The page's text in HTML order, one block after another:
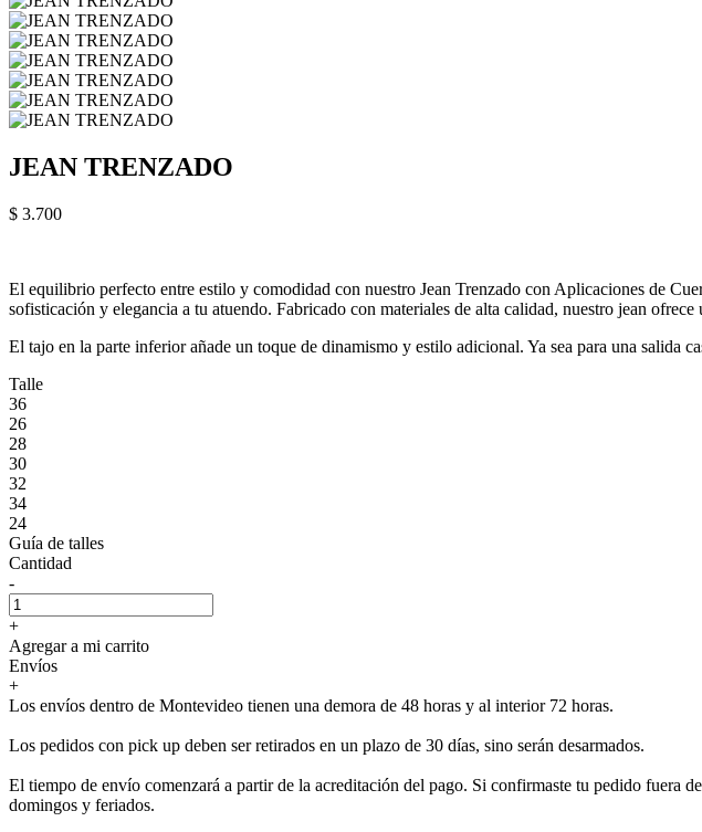
JEAN TRENZADO
$ 3.700
El equilibrio perfecto entre estilo y comodidad con nuestro Jean Trenzado con Aplicaciones de
sofisticación y elegancia a tu atuendo. Fabricado con materiales de alta calidad, nuestro jean
El tajo en la parte inferior añade un toque de dinamismo y estilo adicional. Ya sea para una salida
Talle
36
26
28
30
32
34
24
Guía de talles
Cantidad
-
+
Agregar a mi carrito
Envíos
+
Los envíos dentro de Montevideo tienen una demora de 48 horas y al interior 72 horas.
Los pedidos con pick up deben ser retirados en un plazo de 30 días, sino serán desarmados.
El tiempo de envío comenzará a partir de la acreditación del pago. Si confirmaste tu pedido fuera
domingos y feriados.